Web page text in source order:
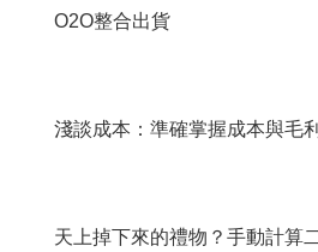
O2O整合出貨
淺談成本：準確掌握成本與毛
天上掉下來的禮物？手動計算